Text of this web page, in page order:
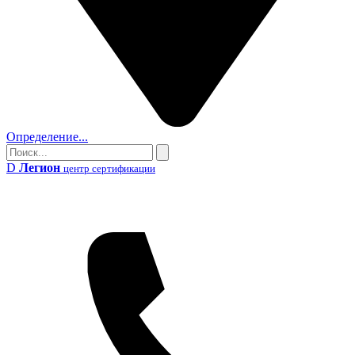
Определение...
Поиск
Поиск
D Легион центр сертификации